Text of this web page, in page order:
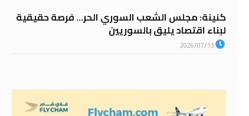
كنينة: مجلس الشعب السوري الحر… فرصة حقيقية
لبناء اقتصاد يليق بالسوريين
2026/07/13